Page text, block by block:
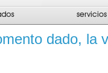
dado, la